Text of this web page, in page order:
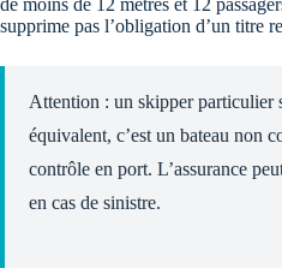
de moins de 12 mètres et 12
supprime pas l’obligation d’un titre
Attention : un skipper particulier
équivalent, c’est un bateau non
contrôle en port. L’assurance
en cas de sinistre.